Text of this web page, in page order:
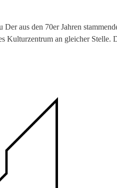
aus den 70er Jahren
Kulturzentrum an gleicher Stelle.